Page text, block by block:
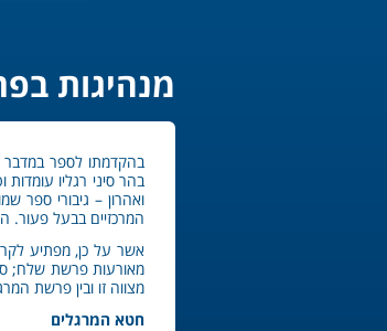
מנהיגות
בהקדמתו לספר במדבר
בהר סיני רגליו
ואהרון – גיבורי ספר
המרכזיים בבעל
אשר על כן, מפתיע
מאורעות פרשת שלח;
מצווה זו ובין פרשת
חטא המרגלים